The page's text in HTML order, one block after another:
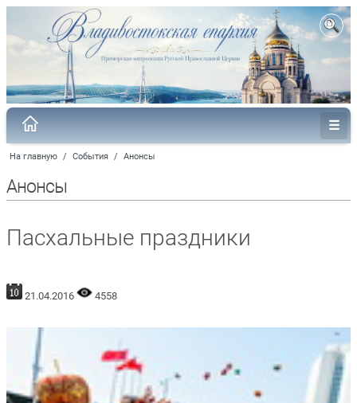
На главную / События / Анонсы
Анонсы
Пасхальные праздники
21.04.2016 4558